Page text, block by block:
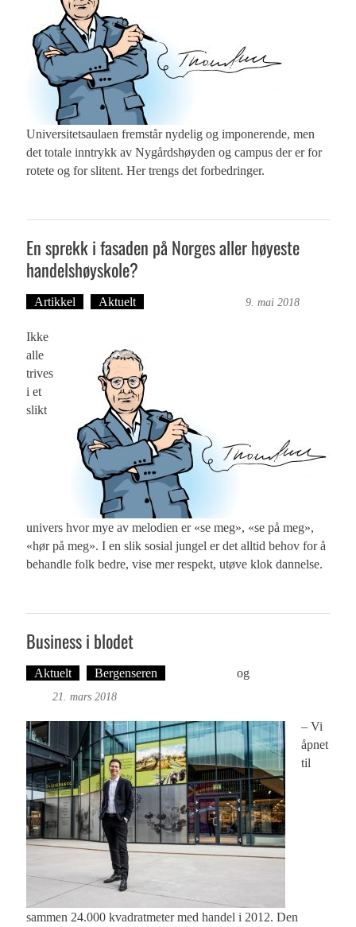
Universitetsaulaen fremstår nydelig og imponerende, men
det totale inntrykk av Nygårdshøyden og campus der er for
rotete og for slitent. Her trengs det forbedringer.
En sprekk i fasaden på Norges aller høyeste
handelshøyskole?
Artikkel Aktuelt 9. mai 2018
Ikke
alle
trives
i et
slikt
univers hvor mye av melodien er «se meg», «se på meg»,
«hør på meg». I en slik sosial jungel er det alltid behov for å
behandle folk bedre, vise mer respekt, utøve klok dannelse.
Business i blodet
Aktuelt Bergenseren og
21. mars 2018
– Vi
åpnet
til
sammen 24.000 kvadratmeter med handel i 2012. Den